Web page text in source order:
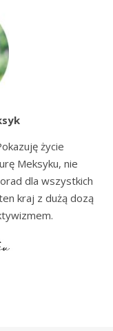
życie
Meksyku, nie
dla wszystkich
kraj z dużą dozą